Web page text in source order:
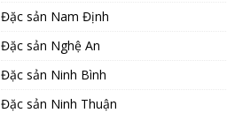
Đặc sản Nam Định
Đặc sản Nghệ An
Đặc sản Ninh Bình
Đặc sản Ninh Thuận